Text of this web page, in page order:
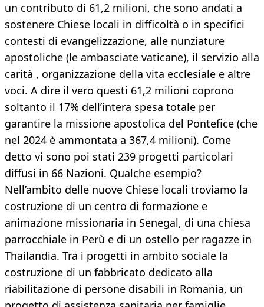
un contributo di 61,2 milioni, che sono andati a
sostenere Chiese locali in difficoltà o in specifici
contesti di evangelizzazione, alle nunziature
apostoliche (le ambasciate vaticane), il servizio alla
carità , organizzazione della vita ecclesiale e altre
voci. A dire il vero questi 61,2 milioni coprono
soltanto il 17% dell’intera spesa totale per
garantire la missione apostolica del Pontefice (che
nel 2024 è ammontata a 367,4 milioni). Come
detto vi sono poi stati 239 progetti particolari
diffusi in 66 Nazioni. Qualche esempio?
Nell’ambito delle nuove Chiese locali troviamo la
costruzione di un centro di formazione e
animazione missionaria in Senegal, di una chiesa
parrocchiale in Perù e di un ostello per ragazze in
Thailandia. Tra i progetti in ambito sociale la
costruzione di un fabbricato dedicato alla
riabilitazione di persone disabili in Romania, un